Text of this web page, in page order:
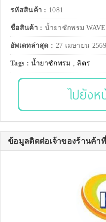
รหัสสินค้า : 1081
ชื่อสินค้า : น้ำยาซักพรม
อัพเดทล่าสุด : 27 เมษายน 2569
Tags :น้ำยาซักพรม , ลิตร
ไปยัง
ข้อมูลติดต่อเจ้าของร้านค้